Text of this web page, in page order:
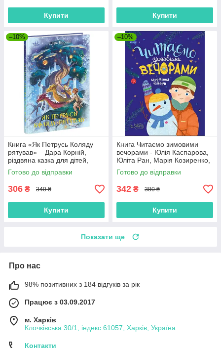
Купити Купити
–10%
Книга «Як Петрусь Коляду
рятував» – Дара Корній,
різдвяна казка для дітей,
зимова історія, українська
книга (9786170979926)
Готово до відправки
306 ₴ 340 ₴
Купити
–10%
Книга Читаємо зимовими
вечорами - Юлія Каспарова,
Юліта Ран, Марія Козиренко,
Ганна Макуліна, Інна
Конопленко, Катерина
Тіхозора
Готово до відправки
342 ₴ 380 ₴
Купити
Показати ще
Про нас
98% позитивних з 184 відгуків за рік
Працює з 03.09.2017
м. Харків
Клочківська 30/1, індекс 61057, Харків, Україна
Контакти